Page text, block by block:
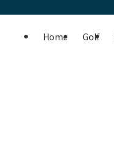
Home Golf